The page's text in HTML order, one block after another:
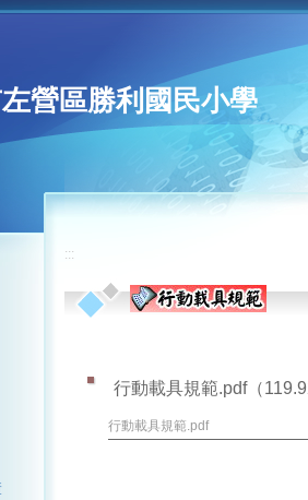
營區勝利國民小學
:::
行動載具規範.pdf（
行動載具規範.pdf